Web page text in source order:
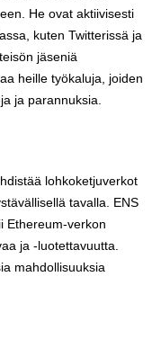
He ovat aktiivisesti
kuten Twitterissä ja
jäseniä
heille työkaluja, joiden
ja parannuksia.
lohkoketjuverkot
tavalla. ENS
Ethereum-verkon
ja -luotettavuutta.
mahdollisuuksia